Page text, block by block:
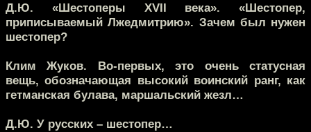
Д.Ю. «Шестоперы XVII века». «Шестопер,
приписываемый Лжедмитрию». Зачем был нужен
шестопер?
Клим Жуков. Во-первых, это очень статусная
вещь, обозначающая высокий воинский ранг, как
гетманская булава, маршальский жезл…
Д.Ю. У русских – шестопер…